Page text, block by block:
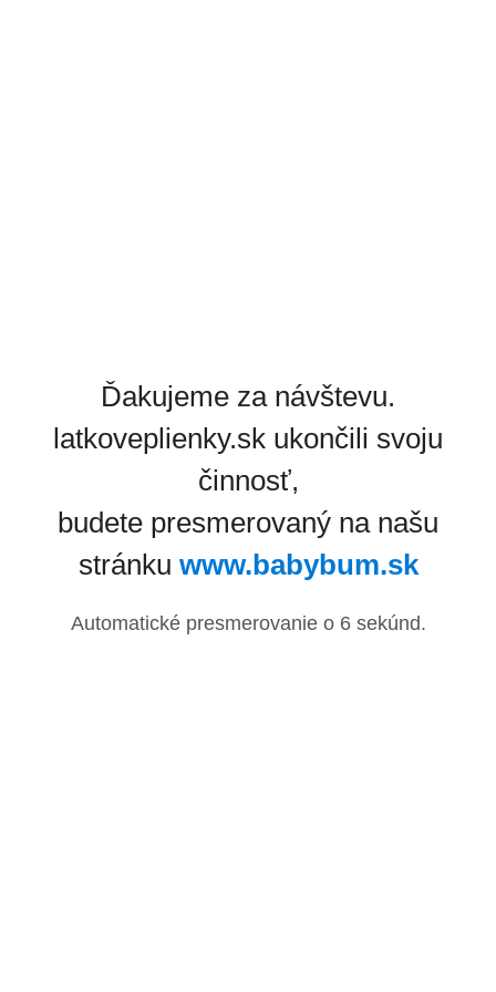
Ďakujeme za návštevu.
latkoveplienky.sk ukončili svoju
činnosť,
budete presmerovaný na našu
stránku www.babybum.sk
Automatické presmerovanie o 6sekúnd.